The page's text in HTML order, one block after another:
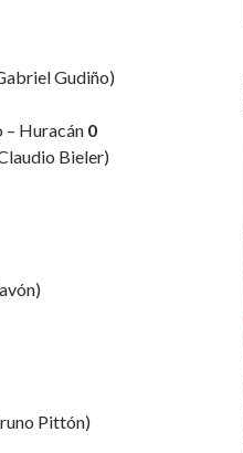
Gudiño)
– Huracán 0
Bieler)
Pittón)